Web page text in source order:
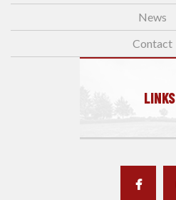
News
Contact
LINKS